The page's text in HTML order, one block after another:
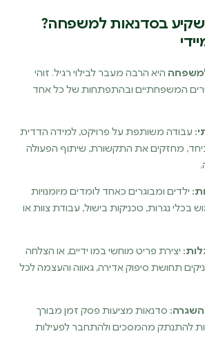
בסדנאות למשפחה?
היא הרבה מעבר לבילוי רגיל. זוהי
המשפחתיים ובהתפתחות של כל אחד
עבודה משותפת על פרויקט, למידה הדדית
מחזקים את התקשורת, שיתוף הפעולה
ילדים ומבוגרים כאחד לומדים מיומנויות
בכלי נגרות, טכניקות בישול, עבודת צוות או
יצירת פריט מוחשי במו ידיים, או הצלחה
תחושת סיפוק אדירה, גאווה והעצמה לכל
סדנאות מציעות פסק זמן מבורך
להתנתק מהמסכים ולהתחבר לפעילות